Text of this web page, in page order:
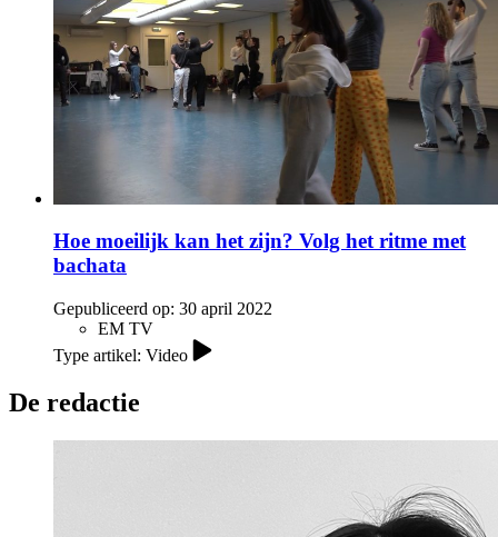
Hoe moeilijk kan het zijn? Volg het ritme met
bachata
Gepubliceerd op: 30 april 2022
EM TV
Type artikel: Video
De redactie